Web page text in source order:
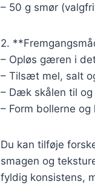
– 50 g smør
2.
– Opløs gæren i
– Tilsæt mel, salt
– Dæk skålen til
– Form bollerne
Du kan tilføje
smagen og
fyldig konsistens,